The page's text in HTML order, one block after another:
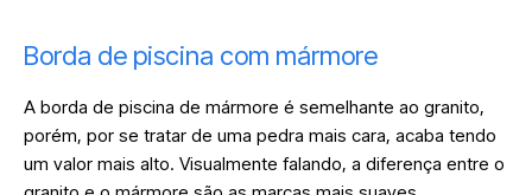
Borda de piscina com mármore
A borda de piscina de mármore é semelhante ao granito,
porém, por se tratar de uma pedra mais cara, acaba tendo
um valor mais alto. Visualmente falando, a diferença entre o